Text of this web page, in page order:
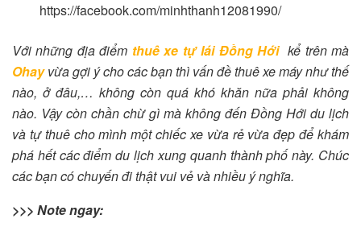
https://facebook.com/minhthanh12081990/
Với những địa điểm thuê xe tự lái Đồng Hới kể trên mà
Ohay vừa gợi ý cho các bạn thì vấn đề thuê xe máy như thế
nào, ở đâu,… không còn quá khó khăn nữa phải không
nào. Vậy còn chần chừ gì mà không đến Đồng Hới du lịch
và tự thuê cho mình một chiếc xe vừa rẻ vừa đẹp để khám
phá hết các điểm du lịch xung quanh thành phố này. Chúc
các bạn có chuyến đi thật vui vẻ và nhiều ý nghĩa.
>>> Note ngay: